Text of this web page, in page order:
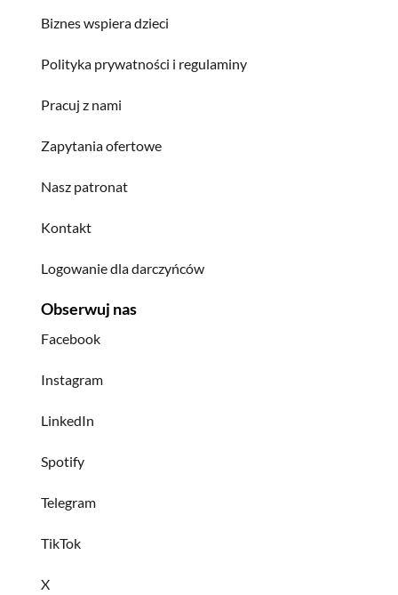
Biznes wspiera dzieci
Polityka prywatności i regulaminy
Pracuj z nami
Zapytania ofertowe
Nasz patronat
Kontakt
Logowanie dla darczyńców
Obserwuj nas
Facebook
Instagram
LinkedIn
Spotify
Telegram
TikTok
X